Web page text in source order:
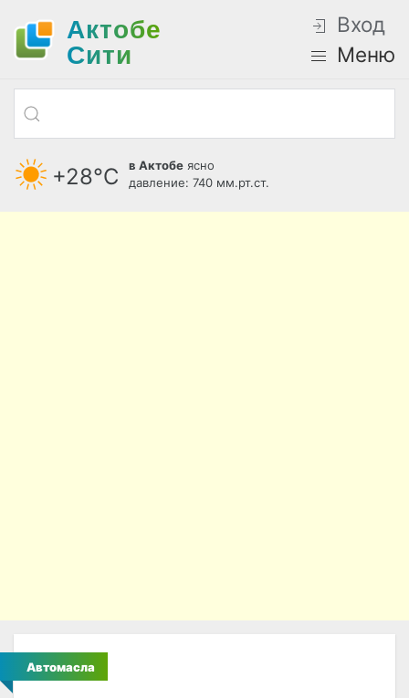
Актобе
Cити
Вход
Меню
+28°С в Актобе ясно
давление: 740 мм.рт.ст.
Автомасла